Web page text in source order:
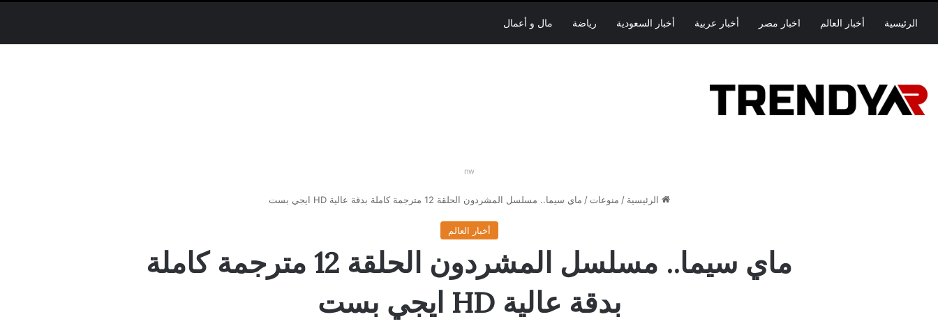
الرئيسية أخبار العالم اخبار مصر أخبار عربية أخبار السعودية رياضة مال و أعمال
nw
الرئيسية / منوعات / ماي سيما.. مسلسل المشردون الحلقة 12 مترجمة كاملة بدقة عالية HD ايجي بست
أخبار العالم
ماي سيما.. مسلسل المشردون الحلقة 12 مترجمة كاملة
بدقة عالية HD ايجي بست